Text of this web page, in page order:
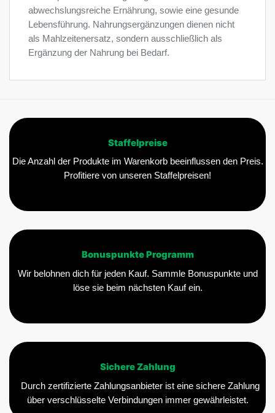
abwechslungsreiche Ernährung, sowie eine gesunde
Lebensführung. Nahrungsergänzungen dienen nicht
als Mahlzeitenersatz, sondern ausschließlich als
Ergänzung der Nahrung bei Bedarf.
Staffelpreise
Die Anzahl der Produkte im Warenkorb beeinflussen den Preis.
Profitiere von unseren Staffelpreisen!
Bonuspunkte Programm
Wir belohnen dich für jeden Kauf. Sammle Bonuspunkte und
löse sie beim nächsten Kauf ein.
Sichere Zahlung
Durch zertifizierte Zahlungsanbieter ist eine sichere Zahlung
über verschlüsselte Verbindungen immer gewährleistet.